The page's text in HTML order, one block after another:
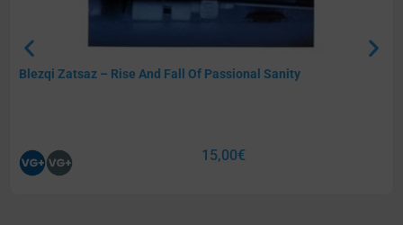
Blezqi Zatsaz – Rise And Fall Of Passional Sanity
15,00€